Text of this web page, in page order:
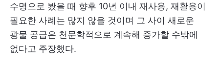
수명으로 봤을 때 향후 10년 이내 재사용, 재활용이
필요한 사례는 많지 않을 것이며 그 사이 새로운
광물 공급은 천문학적으로 계속해 증가할 수밖에
없다고 주장했다.